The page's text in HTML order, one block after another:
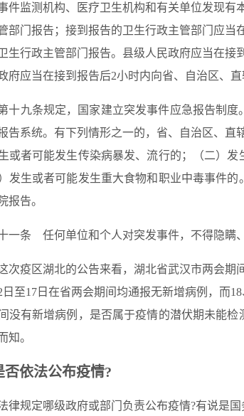
件监测机构、医疗卫生机构和有关单位发现有
部门报告；接到报告的卫生行政主管部门应当
生行政主管部门报告。县级人民政府应当在
府应当在接到报告后2小时内向省、自治区、
十九条规定，国家建立突发事件应急报告制
告系统。有下列情形之一的，省、自治区、直
生或者可能发生传染病暴发、流行的；（二）
发生或者可能发生重大食物和职业中毒事件
报告。
一条 任何单位和个人对突发事件，不得隐瞒
次疫区湖北的公告来看，湖北省武汉市两会期
日至17日在省两会期间均通报无新增病例，而
没有新增病例，是否属于疫情的潜伏期未能
知。
否依法公布疫情?
律规定哪级政府或部门负责公布疫情?有说是